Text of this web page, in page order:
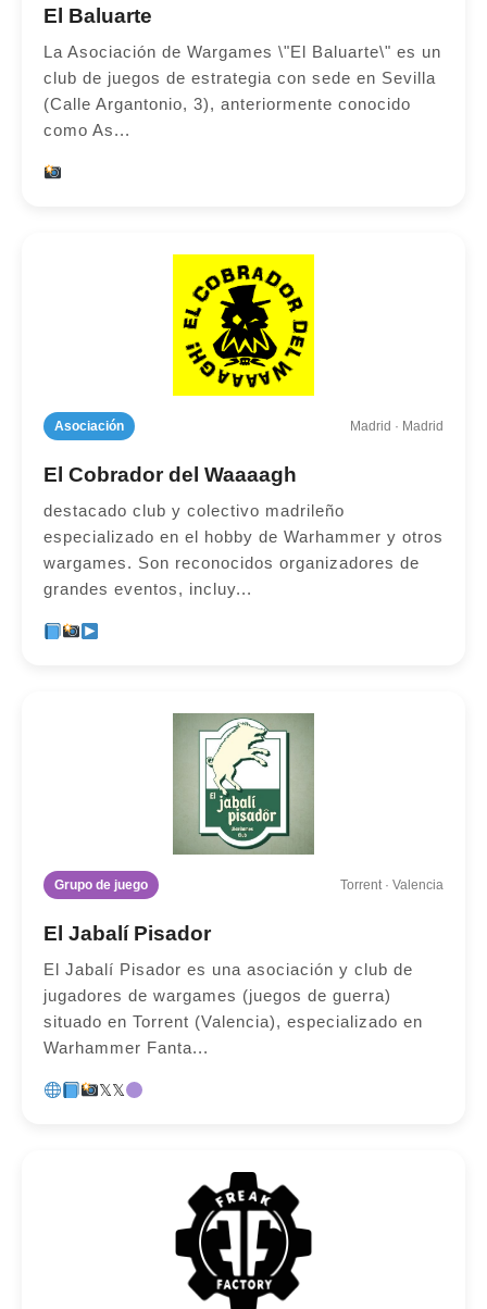
El Baluarte
La Asociación de Wargames \"El Baluarte\" es un
club de juegos de estrategia con sede en Sevilla
(Calle Argantonio, 3), anteriormente conocido
como As...
Asociación Madrid · Madrid
El Cobrador del Waaaagh
destacado club y colectivo madrileño
especializado en el hobby de Warhammer y otros
wargames. Son reconocidos organizadores de
grandes eventos, incluy...
Grupo de juego Torrent · Valencia
El Jabalí Pisador
El Jabalí Pisador es una asociación y club de
jugadores de wargames (juegos de guerra)
situado en Torrent (Valencia), especializado en
Warhammer Fanta...
𝕏𝕏